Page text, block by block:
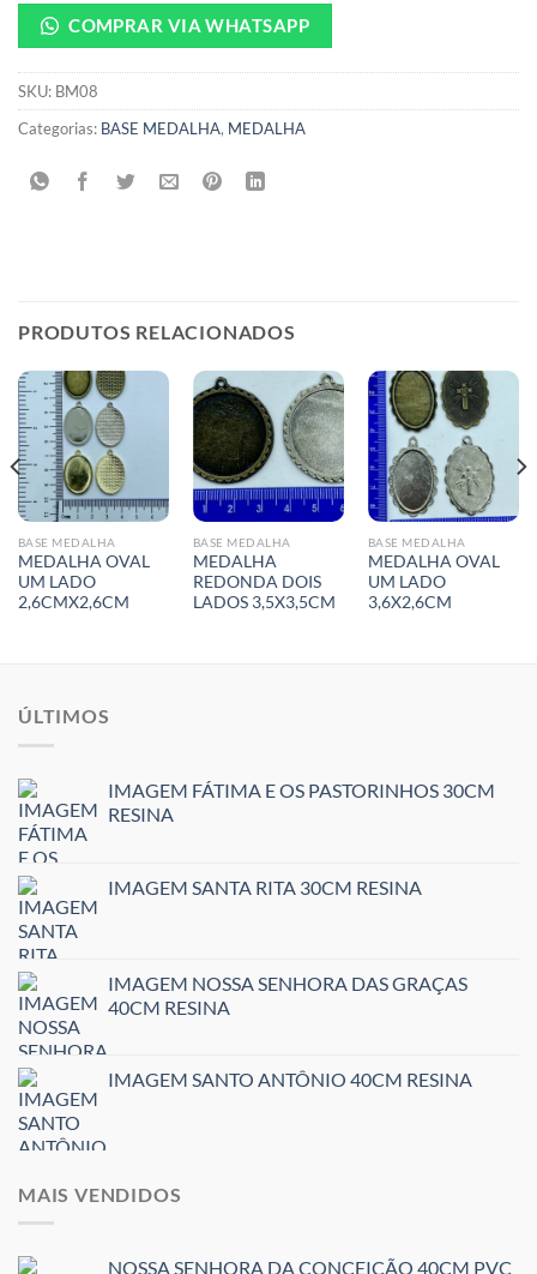
COMPRAR VIA WHATSAPP
SKU: BM08
Categorias: BASE MEDALHA, MEDALHA
PRODUTOS RELACIONADOS
BASE MEDALHA
MEDALHA OVAL
UM LADO
2,6CMX2,6CM
BASE MEDALHA
MEDALHA
REDONDA DOIS
LADOS 3,5X3,5CM
BASE MEDALHA
MEDALHA OVAL
UM LADO
3,6X2,6CM
ÚLTIMOS
IMAGEM FÁTIMA E OS PASTORINHOS 30CM
RESINA
IMAGEM SANTA RITA 30CM RESINA
IMAGEM NOSSA SENHORA DAS GRAÇAS
40CM RESINA
IMAGEM SANTO ANTÔNIO 40CM RESINA
MAIS VENDIDOS
NOSSA SENHORA DA CONCEIÇÃO 40CM PVC